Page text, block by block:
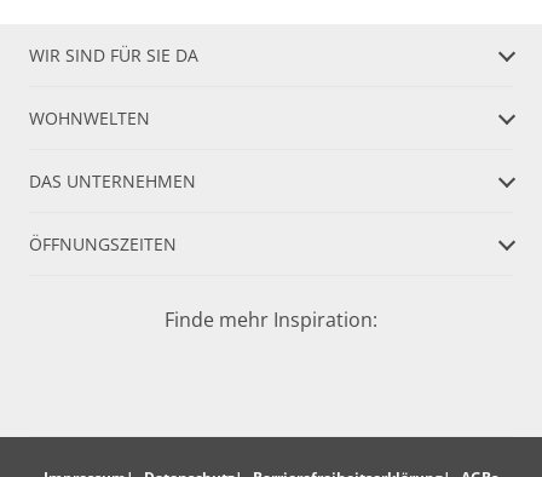
WIR SIND FÜR SIE DA
WOHNWELTEN
DAS UNTERNEHMEN
ÖFFNUNGSZEITEN
Finde mehr Inspiration: